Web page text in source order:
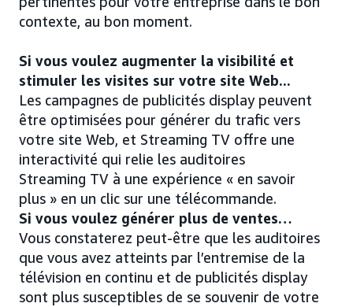
contexte, au bon moment.
Si vous voulez augmenter la visibilité et
stimuler les visites sur votre site Web...
Les campagnes de publicités display peuvent
être optimisées pour générer du trafic vers
votre site Web, et Streaming TV offre une
interactivité qui relie les auditoires
Streaming TV à une expérience « en savoir
plus » en un clic sur une télécommande.
Si vous voulez générer plus de ventes…
Vous constaterez peut-être que les auditoires
que vous avez atteints par l’entremise de la
télévision en continu et de publicités display
sont plus susceptibles de se souvenir de votre